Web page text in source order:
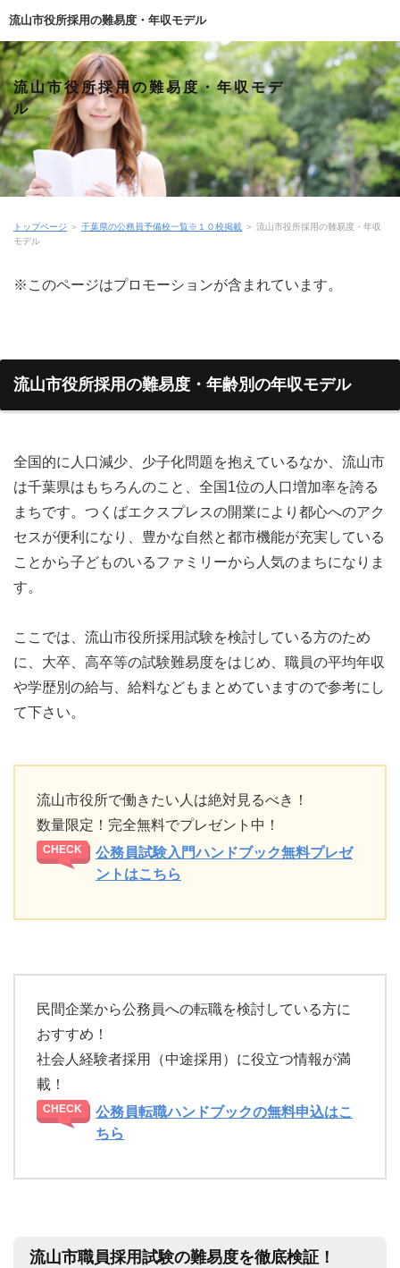
流山市役所採用の難易度・年収モデル
流山市役所採用の難易度・年収モデ
ル
トップページ ＞ 千葉県の公務員予備校一覧※１０校掲載 ＞ 流山市役所採用の難易度・年収
モデル
※このページはプロモーションが含まれています。
流山市役所採用の難易度・年齢別の年収モデル
全国的に人口減少、少子化問題を抱えているなか、流山市
は千葉県はもちろんのこと、全国1位の人口増加率を誇る
まちです。つくばエクスプレスの開業により都心へのアク
セスが便利になり、豊かな自然と都市機能が充実している
ことから子どものいるファミリーから人気のまちになりま
す。
ここでは、流山市役所採用試験を検討している方のため
に、大卒、高卒等の試験難易度をはじめ、職員の平均年収
や学歴別の給与、給料などもまとめていますので参考にし
て下さい。
流山市役所で働きたい人は絶対見るべき！
数量限定！完全無料でプレゼント中！
公務員試験入門ハンドブック無料プレゼ
ントはこちら
民間企業から公務員への転職を検討している方に
おすすめ！
社会人経験者採用（中途採用）に役立つ情報が満
載！
公務員転職ハンドブックの無料申込はこ
ちら
流山市職員採用試験の難易度を徹底検証！